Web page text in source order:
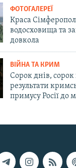
ФОТОГАЛЕРЕЇ
Краса
водосховища та
довкола
ВІЙНА ТА КРИМ
Сорок днів,
результати
примусу Росії до